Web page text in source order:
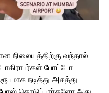
நிலையத்திற்கு வந்தால்
போட்டோ
நடித்து அசத்து